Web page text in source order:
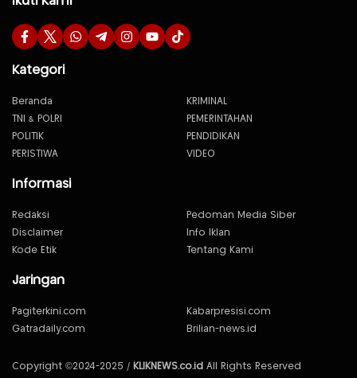
Kategori
Beranda
KRIMINAL
TNI & POLRI
PEMERINTAHAN
POLITIK
PENDIDIKAN
PERISTIWA
VIDEO
Informasi
Redaksi
Pedoman Media Siber
Disclaimer
Info Iklan
Kode Etik
Tentang Kami
Jaringan
Pagiterkini.com
Kabarpresisi.com
Gatradaily.com
Brilian-news.id
Copyright ©2024-2025 / KLIKNEWS.co.id All Rights Reserved